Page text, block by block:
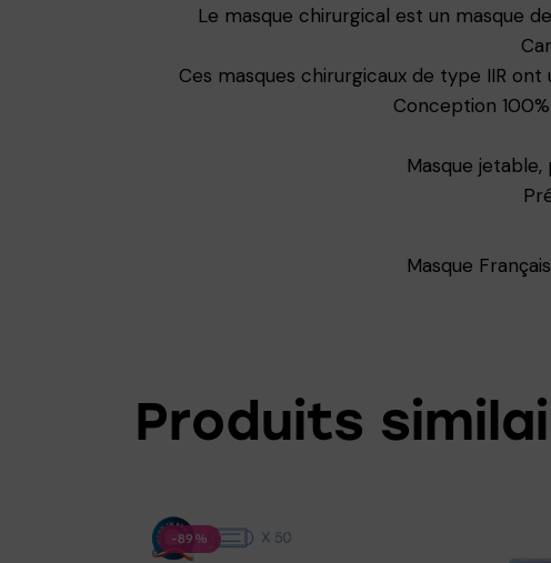
Le masque chirurgical est un masque
Ces masques chirurgicaux de type IIR
Conception
Masque
Masque
Produits
-89%